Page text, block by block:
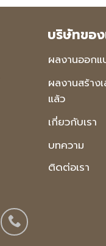
บริษัทของ
ผลงานออกแ
ผลงานสร้าง
แล้ว
เกี่ยวกับเรา
บทความ
ติดต่อเรา